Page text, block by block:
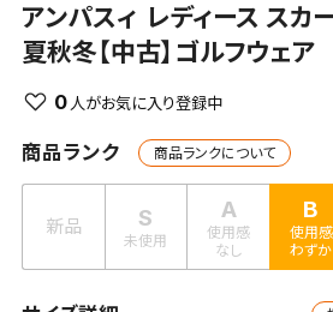
アンパスィ レディース スカ
夏秋冬【中古】ゴルフウェア
0
商品ランク 商品ランクについて
新品 S
未使用
A
使用感
なし
B
使用感
わずか